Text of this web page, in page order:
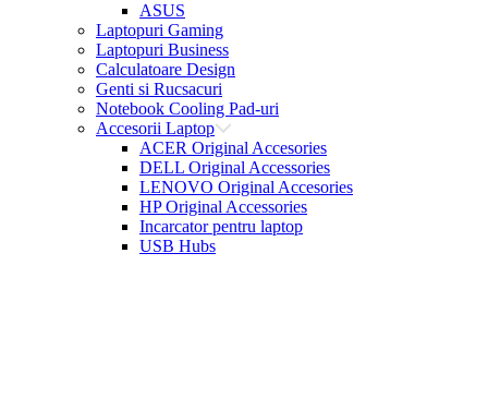
ASUS
Laptopuri Gaming
Laptopuri Business
Calculatoare Design
Genti si Rucsacuri
Notebook Cooling Pad-uri
Accesorii Laptop
ACER Original Accesories
DELL Original Accessories
LENOVO Original Accesories
HP Original Accessories
Incarcator pentru laptop
USB Hubs